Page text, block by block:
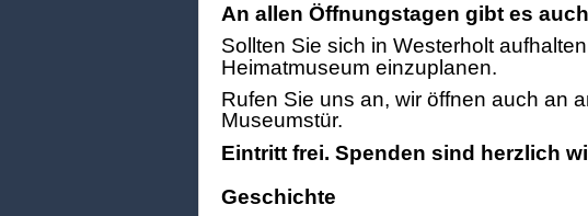
An allen Öffnungstagen gibt es
Sollten Sie sich in Westerholt
Heimatmuseum einzuplanen.
Rufen Sie uns an, wir öffnen auch an
Museumstür.
Eintritt frei. Spenden sind herzlich
Geschichte